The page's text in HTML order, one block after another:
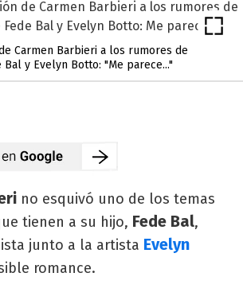
Carmen Barbieri a los rumores de
y Evelyn Botto: "Me parece..."
no esquivó uno de los temas
tienen a su hijo, Fede Bal,
junto a la artista Evelyn
romance.